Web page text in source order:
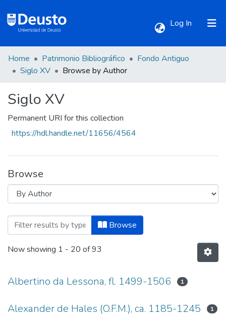
Log In (current)
Communities & Collections
All of DSpace
Home Patrimonio Bibliográfico
Fondo Antiguo
Siglo XV
Browse by Author
Siglo XV
Permanent URI for this collection
https://hdl.handle.net/11656/4564
Browse
Browsing Siglo XV by Author
Browse
Now showing 1 - 20 of 93
Albertino da Lessona, fl. 1499-1506 1
Alexander de Hales (O.F.M.), ca. 1185-1245 1